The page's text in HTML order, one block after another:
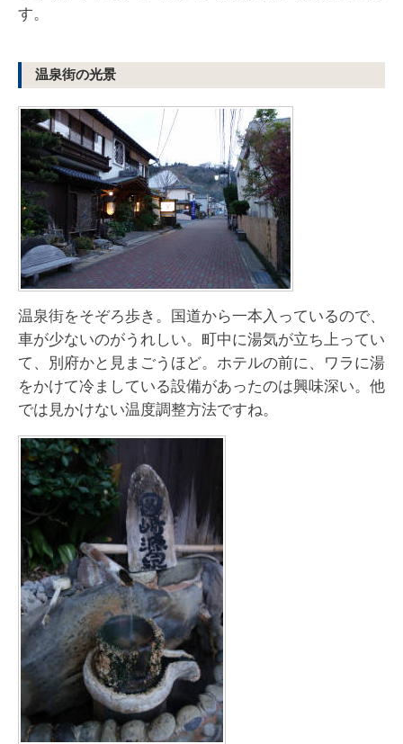
す。
温泉街の光景
温泉街をそぞろ歩き。国道から一本入っているので、
車が少ないのがうれしい。町中に湯気が立ち上ってい
て、別府かと見まごうほど。ホテルの前に、ワラに湯
をかけて冷ましている設備があったのは興味深い。他
では見かけない温度調整方法ですね。